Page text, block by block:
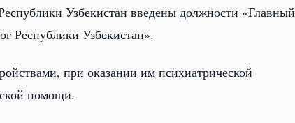
Узбекистан введены должности «Главный
Республики Узбекистан».
при оказании им психиатрической
помощи.